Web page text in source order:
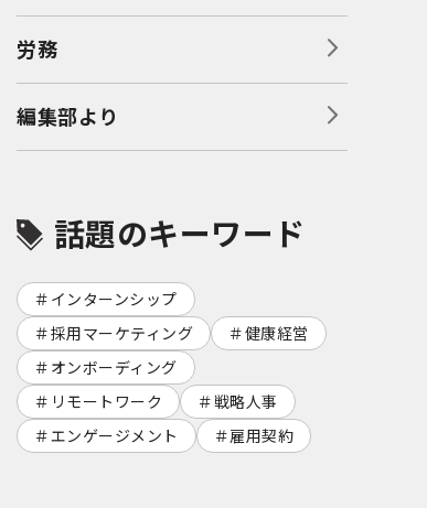
労務
編集部より
話題のキーワード
インターンシップ
採用マーケティング
健康経営
オンボーディング
リモートワーク
戦略人事
エンゲージメント
雇用契約